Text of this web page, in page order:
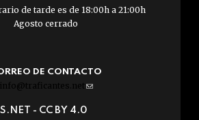
de tarde es de 18:00h a 21:00h
Agosto cerrado
DE CONTACTO
info@traficantes.net (link
e-
- CC BY 4.0